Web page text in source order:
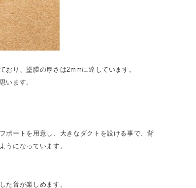
り、塗膜の厚さは2mmに達しています。
います。
ポートを用意し、大きなダクトを設ける事で、背
うになっています。
た音が楽しめます。